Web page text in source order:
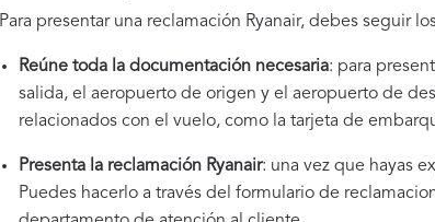
Para presentar una reclamación Ryanair, debes seguir
Reúne toda la documentación necesaria: para
salida, el aeropuerto de origen y el aeropuerto de
relacionados con el vuelo, como la tarjeta de
Presenta la reclamación Ryanair: una vez que hayas
Puedes hacerlo a través del formulario de